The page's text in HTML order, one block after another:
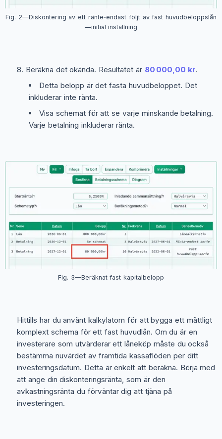
Fig. 2—Diskontering av ett ränte‑endast följt av fast huvudbeloppslån
—initial inställning
Beräkna det okända. Resultatet är 80 000,00 kr.
Detta belopp är det fasta huvudbeloppet. Det
inkluderar inte ränta.
Visa schemat för att se varje minskande betalning.
Varje betalning inkluderar ränta.
Fig. 3—Beräknat fast kapitalbelopp
Hittills har du använt kalkylatorn för att bygga ett måttligt
komplext schema för ett fast huvudlån. Om du är en
investerare som utvärderar ett låneköp måste du också
bestämma nuvärdet av framtida kassaflöden per ditt
investeringsdatum. Detta är enkelt att beräkna. Börja med
att ange din diskonteringsränta, som är den
avkastningsränta du förväntar dig att tjäna på
investeringen.